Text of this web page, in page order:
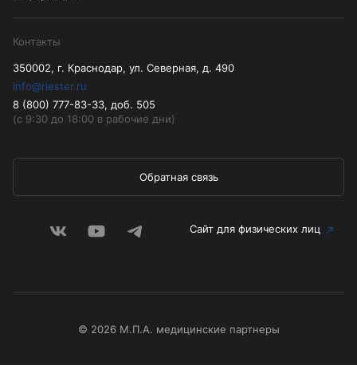
Контакты
350002, г. Краснодар, ул. Северная, д. 490
info@riester.ru
8 (800) 777-83-33, доб. 505
(с 9:30 до 18:00 в рабочие дни)
Обратная связь
Сайт для физических лиц
© 2026 М.П.А. медицинские партнеры